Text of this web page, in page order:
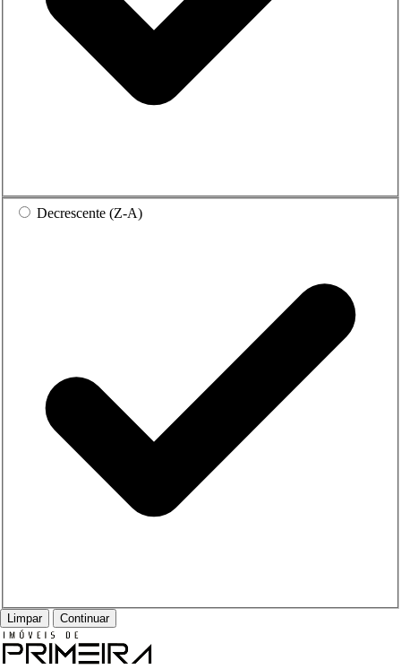
Decrescente (Z-A)
Limpar Continuar